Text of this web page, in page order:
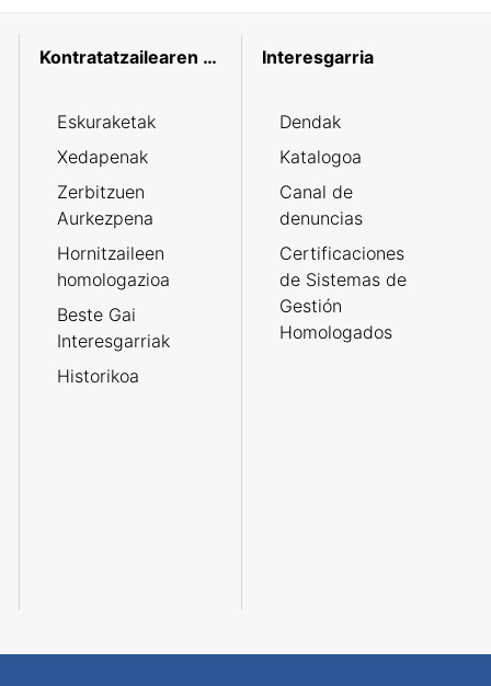
Kontratatzailearen profila
Eskuraketak
Xedapenak
Zerbitzuen
Aurkezpena
Hornitzaileen
homologazioa
Beste Gai
Interesgarriak
Historikoa
Interesgarria
Dendak
Katalogoa
Canal de
denuncias
Certificaciones
de Sistemas de
Gestión
Homologados